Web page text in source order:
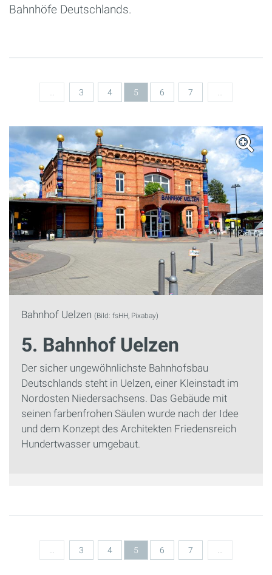
Bahnhöfe Deutschlands.
3 4 5 6 7
Bahnhof Uelzen (Bild: fsHH, Pixabay)
5. Bahnhof Uelzen
Der sicher ungewöhnlichste Bahnhofsbau
Deutschlands steht in Uelzen, einer Kleinstadt im
Nordosten Niedersachsens. Das Gebäude mit
seinen farbenfrohen Säulen wurde nach der Idee
und dem Konzept des Architekten Friedensreich
Hundertwasser umgebaut.
Seiten
3 4 5 6 7